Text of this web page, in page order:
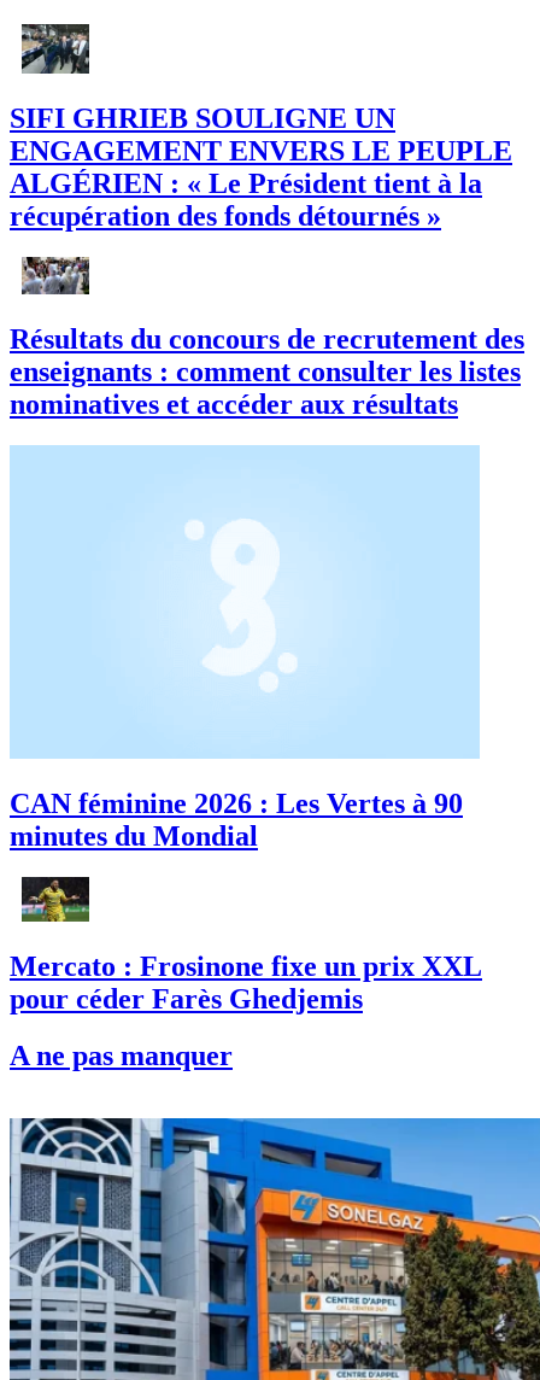
SIFI GHRIEB SOULIGNE UN
ENGAGEMENT ENVERS LE PEUPLE
ALGÉRIEN : « Le Président tient à la
récupération des fonds détournés »
Résultats du concours de recrutement des
enseignants : comment consulter les listes
nominatives et accéder aux résultats
CAN féminine 2026 : Les Vertes à 90
minutes du Mondial
Mercato : Frosinone fixe un prix XXL
pour céder Farès Ghedjemis
A ne pas manquer